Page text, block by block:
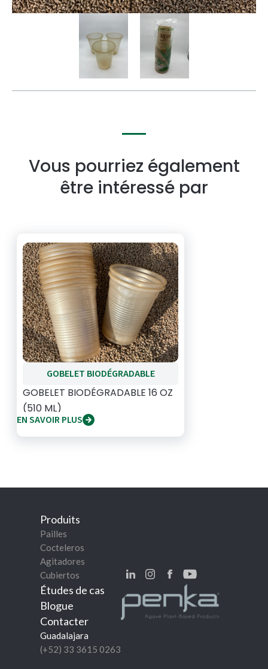
Vous pourriez également
être intéressé par
GOBELET BIODÉGRADABLE
GOBELET BIODÉGRADABLE 16 OZ
(510 ML)
EN SAVOIR PLUS
Produits
Pailles
Cocteleros
Agitadores
Cubiertos
Études de cas
Blogue
Contacter
Guadalajara
(+52) 33 3615 0263